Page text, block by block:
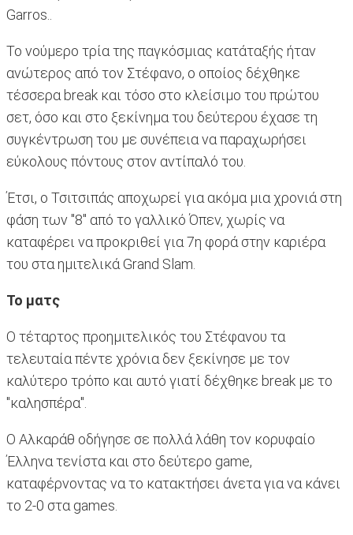
Garros..
Το νούμερο τρία της παγκόσμιας κατάταξής ήταν
ανώτερος από τον Στέφανο, ο οποίος δέχθηκε
τέσσερα break και τόσο στο κλείσιμο του πρώτου
σετ, όσο και στο ξεκίνημα του δεύτερου έχασε τη
συγκέντρωση του με συνέπεια να παραχωρήσει
εύκολους πόντους στον αντίπαλό του.
Έτσι, ο Τσιτσιπάς αποχωρεί για ακόμα μια χρονιά στη
φάση των "8" από το γαλλικό Όπεν, χωρίς να
καταφέρει να προκριθεί για 7η φορά στην καριέρα
του στα ημιτελικά Grand Slam.
Το ματς
Ο τέταρτος προημιτελικός του Στέφανου τα
τελευταία πέντε χρόνια δεν ξεκίνησε με τον
καλύτερο τρόπο και αυτό γιατί δέχθηκε break με το
"καλησπέρα".
Ο Αλκαράθ οδήγησε σε πολλά λάθη τον κορυφαίο
Έλληνα τενίστα και στο δεύτερο game,
καταφέρνοντας να το κατακτήσει άνετα για να κάνει
το 2-0 στα games.